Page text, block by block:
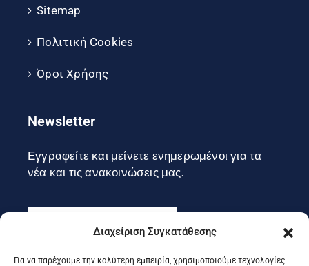
Διαχείριση Συγκατάθεσης
Για να παρέχουμε την καλύτερη εμπειρία, χρησιμοποιούμε τεχνολογίες
Sitemap
Πολιτική Cookies
Όροι Χρήσης
Newsletter
Εγγραφείτε και μείνετε ενημερωμένοι για τα
νέα και τις ανακοινώσεις μας.